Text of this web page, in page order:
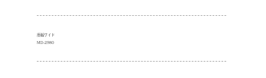
座幅ワイド
MD-2980